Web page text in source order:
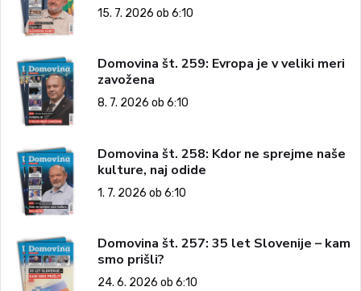
15. 7. 2026 ob 6:10
Domovina št. 259: Evropa je v veliki meri
zavožena
8. 7. 2026 ob 6:10
Domovina št. 258: Kdor ne sprejme naše
kulture, naj odide
1. 7. 2026 ob 6:10
Domovina št. 257: 35 let Slovenije – kam
smo prišli?
24. 6. 2026 ob 6:10